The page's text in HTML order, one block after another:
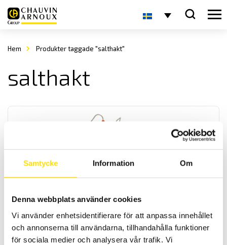
Samtycke Information Om
Denna webbplats använder cookies
Vi använder enhetsidentifierare för att anpassa innehållet
och annonserna till användarna, tillhandahålla funktioner
för sociala medier och analysera vår trafik. Vi
Hem Produkter taggade "salthakt"
salthakt
logger
salthalt, resistivitet samt temperatur. Två modeller finns antingen
IP67 vattentät med prob, eller en modell med standard BNC
anslutning som inte är vattentät.